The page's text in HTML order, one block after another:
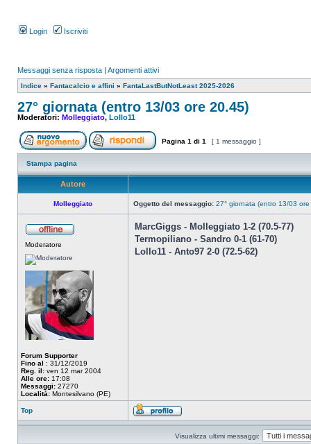
Login Iscriviti
Messaggi senza risposta | Argomenti attivi
Indice » Fantacalcio e affini » FantaLastButNotLeast 2025-2026
27° giornata (entro 13/03 ore 20.45)
Moderatori: Molleggiato, Lollo11
Pagina 1 di 1 [ 1 messaggio ]
Stampa pagina
Autore
Molleggiato Oggetto del messaggio: 27° giornata (entro 13/03
Moderatore
Forum Supporter
Fino al : 31/12/2019
Reg. il: ven 12 mar 2004
Alle ore: 17:08
Messaggi: 27270
Località: Montesilvano (PE)
MarcGiggs - Molleggiato 1-2 (70.5-77)
Termopiliano - Sandro 0-1 (61-70)
Lollo11 - Anto97 2-0 (72.5-62)
Top
Visualizza ultimi messaggi: